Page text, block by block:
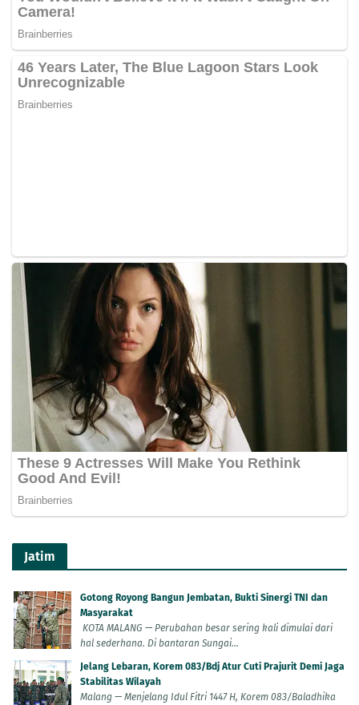
Jatim
Gotong Royong Bangun Jembatan, Bukti Sinergi TNI dan
Masyarakat
KOTA MALANG — Perubahan besar sering kali dimulai dari
hal sederhana. Di bantaran Sungai...
Jelang Lebaran, Korem 083/Bdj Atur Cuti Prajurit Demi Jaga
Stabilitas Wilayah
Malang — Menjelang Idul Fitri 1447 H, Korem 083/Baladhika